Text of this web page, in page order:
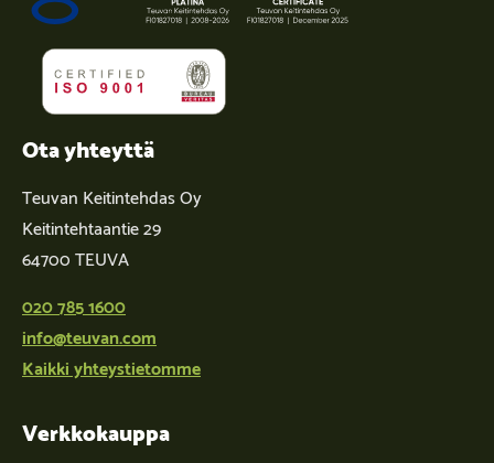
Ota yhteyttä
Teuvan Keitintehdas Oy
Keitintehtaantie 29
64700 TEUVA
020 785 1600
info@teuvan.com
Kaikki yhteystietomme
Verkkokauppa